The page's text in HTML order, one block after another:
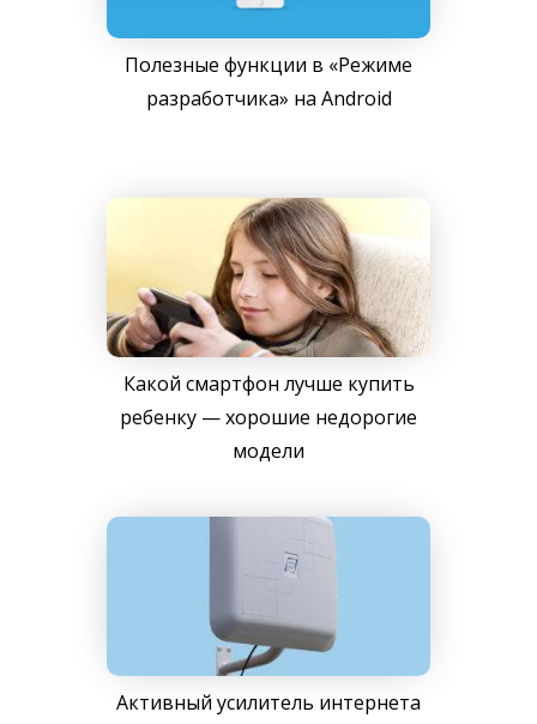
Полезные функции в «Режиме
разработчика» на Android
Какой смартфон лучше купить
ребенку — хорошие недорогие
модели
Активный усилитель интернета